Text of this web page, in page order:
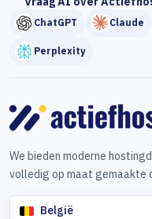
ChatGPT Claude
Perplexity
We bieden moderne
volledig op maat gemaakte
België